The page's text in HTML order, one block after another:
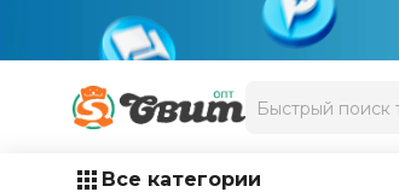
Все категории